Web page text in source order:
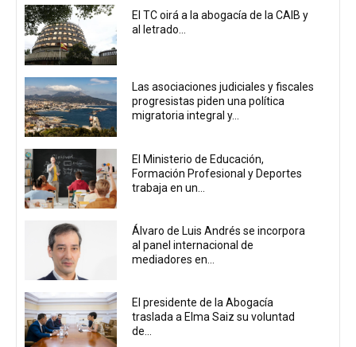
El TC oirá a la abogacía de la CAIB y
al letrado...
Las asociaciones judiciales y fiscales
progresistas piden una política
migratoria integral y...
El Ministerio de Educación,
Formación Profesional y Deportes
trabaja en un...
Álvaro de Luis Andrés se incorpora
al panel internacional de
mediadores en...
El presidente de la Abogacía
traslada a Elma Saiz su voluntad
de...